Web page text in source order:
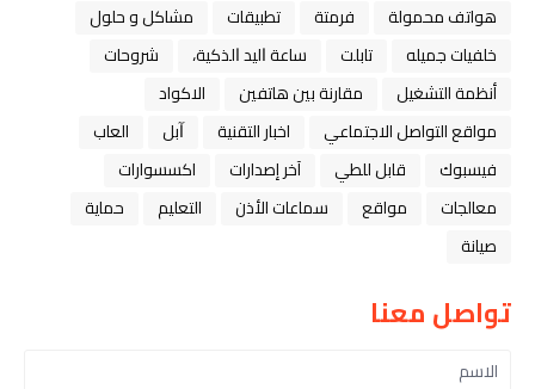
هواتف محمولة فرمتة تطبيقات
مشاكل و حلول
خلفيات جميله
تابلت ﺳﺎﻋﺔ ﺍﻟﻴﺪ ﺍﻟﺬﻛﻴﺔ،
شروحات
أنظمة التشغيل
مقارنة بين هاتفين
الاكواد
مواقع التواصل الاجتماعي
اخبار التقنية ﺁﺑﻞ
العاب
فيسبوك
قابل للطي آخر إصدارات
اكسسوارات
معالجات
مواقع سماعات الأذن التعليم
حماية
صيانة
تواصل معنا